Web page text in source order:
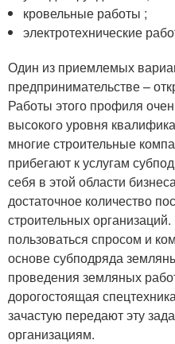
кровельные работы ;
электротехнические
Один из приемлемых
предпринимательстве –
Работы этого профиля
высокого уровня
многие строительные
прибегают к услугам
себя в этой области
достаточное количество
строительных
пользоваться спросом и
основе субподряда
проведения земляных
дорогостоящая
зачастую передают эту
организациям.